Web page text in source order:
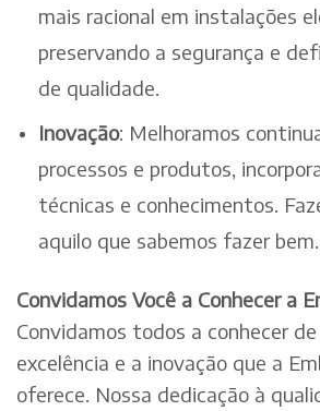
mais racional em instalações
preservando a segurança e
de qualidade.
Inovação: Melhoramos
processos e produtos,
técnicas e conhecimentos.
aquilo que sabemos fazer bem.
Convidamos Você a Conhecer a
Convidamos todos a conhecer
excelência e a inovação que a
oferece. Nossa dedicação à